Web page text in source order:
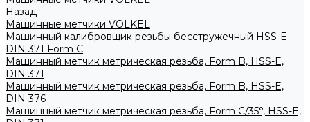
Назад
Машинные метчики VOLKEL
Машинный калибровщик резьбы бесстружечный HSS-Е
DIN 371 Form C
Машинный метчик метрическая резьба, Form B, HSS-E,
DIN 371
Машинный метчик метрическая резьба, Form B, HSS-E,
DIN 376
Машинный метчик метрическая резьба, Form С/35°, HSS-E,